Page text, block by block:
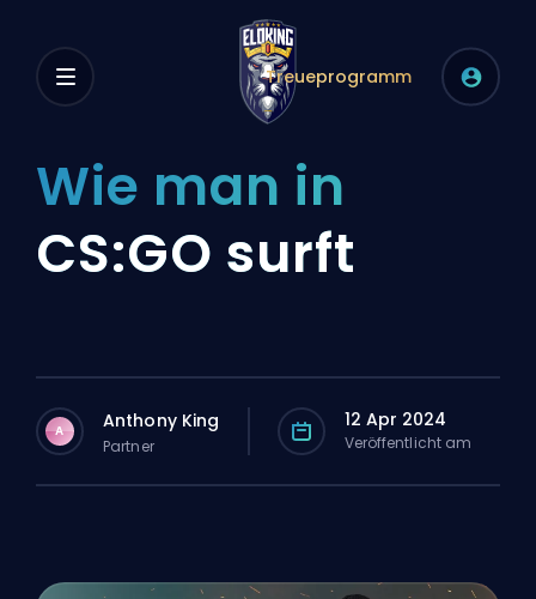
Treueprogramm
Wie man in
CS:GO surft
A Anthony King
Partner
12 Apr 2024
Veröffentlicht am